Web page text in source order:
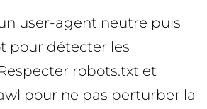
user-agent neutre puis
pour détecter les
robots.txt et
pour ne pas perturber la